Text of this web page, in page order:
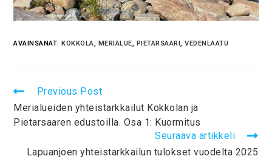
AVAINSANAT: KOKKOLA, MERIALUE, PIETARSAARI, VEDENLAATU
Previous Post
Merialueiden yhteistarkkailut Kokkolan ja
Pietarsaaren edustoilla. Osa 1: Kuormitus
Seuraava artikkeli
Lapuanjoen yhteistarkkailun tulokset vuodelta 2025